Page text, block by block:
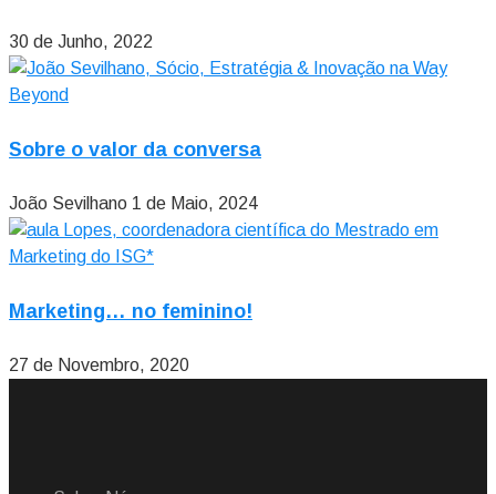
30 de Junho, 2022
Sobre o valor da conversa
João Sevilhano 1 de Maio, 2024
Marketing… no feminino!
27 de Novembro, 2020